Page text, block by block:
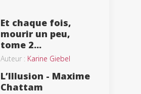
Et chaque fois,
mourir un peu,
tome 2...
Auteur : Karine Giebel
L’Illusion - Maxime
Chattam